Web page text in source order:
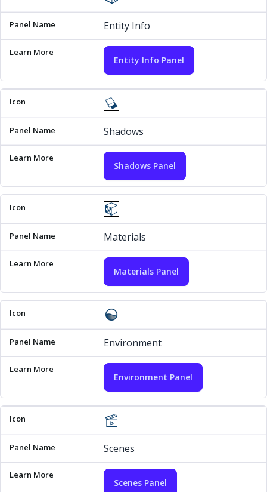
Entity Info
Entity Info Panel
Shadows
Shadows Panel
Materials
Materials Panel
Environment
Environment Panel
Scenes
Scenes Panel